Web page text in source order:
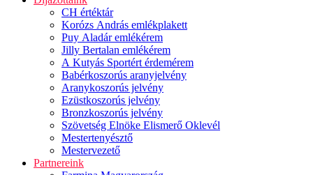
CH értéktár
Korózs András emlékplakett
Puy Aladár emlékérem
Jilly Bertalan emlékérem
A Kutyás Sportért érdemérem
Babérkoszorús aranyjelvény
Aranykoszorús jelvény
Ezüstkoszorús jelvény
Bronzkoszorús jelvény
Szövetség Elnöke Elismerő Oklevél
Mestertenyésztő
Mestervezető
Partnereink